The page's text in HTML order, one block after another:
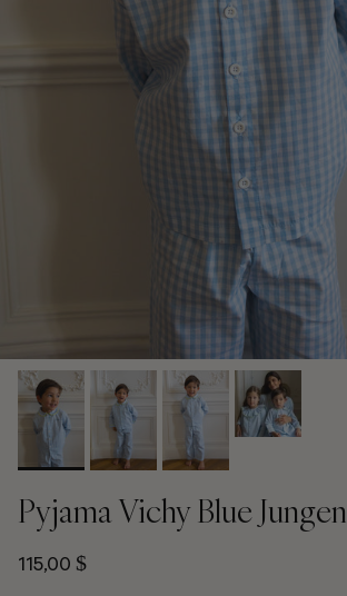
Pyjama Vichy Blue Jungen
Regulärer Preis
115,00 $